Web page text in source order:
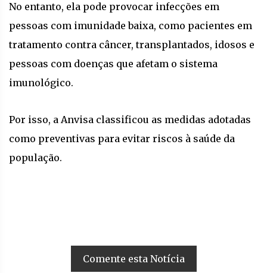
No entanto, ela pode provocar infecções em
pessoas com imunidade baixa, como pacientes em
tratamento contra câncer, transplantados, idosos e
pessoas com doenças que afetam o sistema
imunológico.
Por isso, a Anvisa classificou as medidas adotadas
como preventivas para evitar riscos à saúde da
população.
Comente esta Notícia